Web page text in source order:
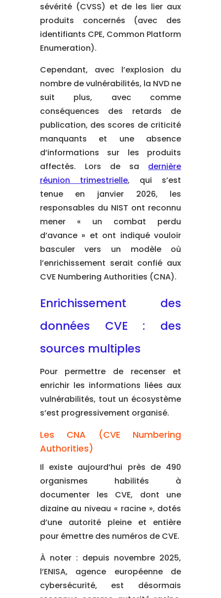
sévérité (CVSS) et de les lier aux
produits concernés (avec des
identifiants CPE, Common Platform
Enumeration).
Cependant, avec l’explosion du
nombre de vulnérabilités, la NVD ne
suit plus, avec comme
conséquences des retards de
publication, des scores de criticité
manquants et une absence
d’informations sur les produits
affectés. Lors de sa dernière
réunion trimestrielle, qui s’est
tenue en janvier 2026, les
responsables du NIST ont reconnu
mener « un combat perdu
d’avance » et ont indiqué vouloir
basculer vers un modèle où
l’enrichissement serait confié aux
CVE Numbering Authorities (CNA).
Enrichissement des
données CVE : des
sources multiples
Pour permettre de recenser et
enrichir les informations liées aux
vulnérabilités, tout un écosystème
s’est progressivement organisé.
Les CNA (CVE Numbering
Authorities)
Il existe aujourd’hui près de 490
organismes habilités à
documenter les CVE, dont une
dizaine au niveau « racine », dotés
d’une autorité pleine et entière
pour émettre des numéros de CVE.
À noter : depuis novembre 2025,
l’ENISA, agence européenne de
cybersécurité, est désormais